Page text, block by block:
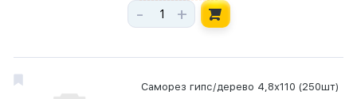
- +
Саморез гипс/дерево 4,8х110 (250шт)